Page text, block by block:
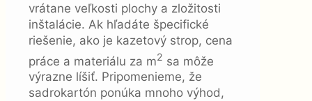
vrátane veľkosti plochy a zložitosti
inštalácie. Ak hľadáte špecifické
riešenie, ako je kazetový strop, cena
práce a materiálu za m2 sa môže
výrazne líšiť. Pripomenieme, že
sadrokartón ponúka mnoho výhod,